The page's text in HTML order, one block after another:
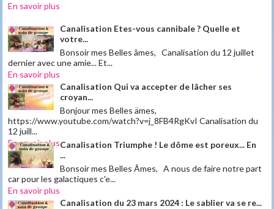
En savoir plus
Canalisation Etes-vous cannibale ? Quelle et
votre...
Bonsoir mes Belles âmes, Canalisation du 12 juillet
dernier avec une amie... Et...
En savoir plus
Canalisation Qui va accepter de lâcher ses
croyan...
Bonjour mes Belles ämes,
https://www.youtube.com/watch?v=j_8FB4RgKvI Canalisation du
12 juill...
En savoir plusCanalisation Triumphe ! Le dôme est poreux... En
...
Bonsoir mes Belles Âmes, A nous de faire notre part
car pour les galactiques c'e...
En savoir plus
Canalisation du 23 mars 2024 : Le sablier va se re...